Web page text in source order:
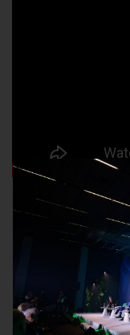
Prelegenci